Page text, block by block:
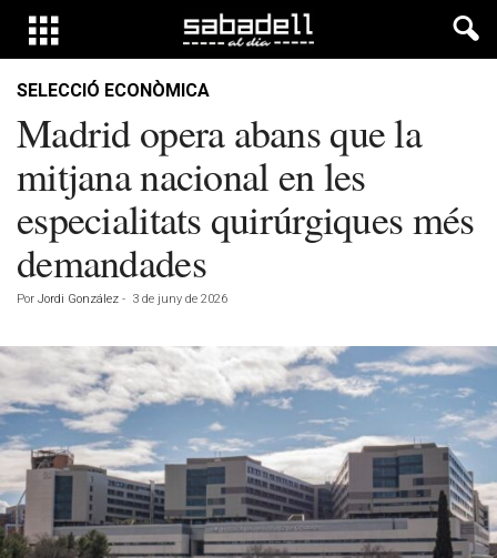
SELECCIÓ ECONÒMICA
Madrid opera abans que la
mitjana nacional en les
especialitats quirúrgiques més
demandades
Por Jordi González - 3 de juny de 2026